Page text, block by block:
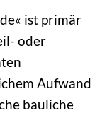
ist primär
oder
Aufwand
bauliche